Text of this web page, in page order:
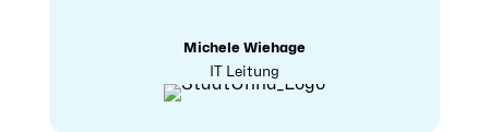
Michele Wiehage
IT Leitung